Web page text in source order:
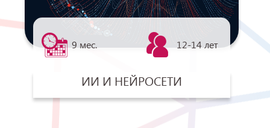
9 мес. 12-14 лет
ИИ И НЕЙРОСЕТИ